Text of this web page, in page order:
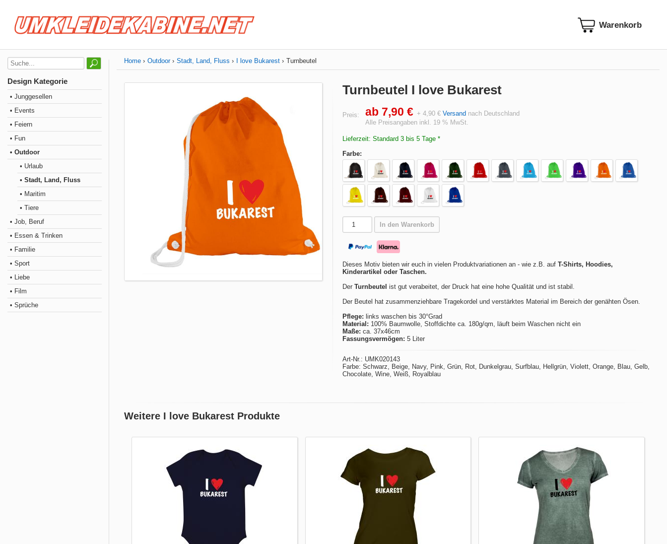
Design Kategorie
• Junggesellen
• Events
• Feiern
• Fun
• Outdoor
• Urlaub
• Stadt, Land, Fluss
• Maritim
• Tiere
• Job, Beruf
• Essen & Trinken
• Familie
• Sport
• Liebe
• Film
• Sprüche
Home Outdoor Stadt, Land, Fluss I love Bukarest Turnbeutel
Turnbeutel I love Bukarest
Preis: ab 7,90 € + 4,90 € Versand nach Deutschland
Alle Preisangaben inkl. 19 % MwSt.
Lieferzeit: Standard 3 bis 5 Tage *
Farbe:
In den Warenkorb
Dieses Motiv bieten wir euch in vielen Produktvariationen an - wie z.B. auf T-Shirts, Hoodies,
Kinderartikel oder Taschen.
Der Turnbeutel ist gut verabeitet, der Druck hat eine hohe Qualität und ist stabil.
Der Beutel hat zusammenziehbare Tragekordel und verstärktes Material im Bereich der genähten Ösen.
Pflege: links waschen bis 30°Grad
Material: 100% Baumwolle, Stoffdichte ca. 180g/qm, läuft beim Waschen nicht ein
Maße: ca. 37x46cm
Fassungsvermögen: 5 Liter
Art-Nr.: UMK020143
Farbe: Schwarz, Beige, Navy, Pink, Grün, Rot, Dunkelgrau, Surfblau, Hellgrün, Violett, Orange, Blau, Gelb,
Chocolate, Wine, Weiß, Royalblau
Weitere I love Bukarest Produkte